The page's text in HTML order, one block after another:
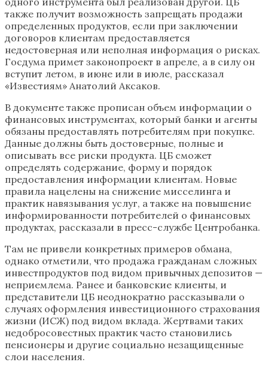
также получит возможность запрещать продажи
определенных продуктов, если при заключении
договоров клиентам предоставляется
недостоверная или неполная информация о рисках.
Госдума примет законопроект в апреле, а в силу он
вступит летом, в июне или в июле, рассказал
«Известиям» Анатолий Аксаков.
В документе также прописан объем информации о
финансовых инструментах, который банки и агенты
обязаны предоставлять потребителям при покупке.
Данные должны быть достоверные, полные и
описывать все риски продукта. ЦБ сможет
определять содержание, форму и порядок
предоставления информации клиентам. Новые
правила нацелены на снижение мисселинга и
практик навязывания услуг, а также на повышение
информированности потребителей о финансовых
продуктах, рассказали в пресс-службе Центробанка.
Там не привели конкретных примеров обмана,
однако отметили, что продажа гражданам сложных
инвестпродуктов под видом привычных депозитов —
неприемлема. Ранее и банковские клиенты, и
представители ЦБ неоднократно рассказывали о
случаях оформления инвестиционного страхования
жизни (ИСЖ) под видом вклада. Жертвами таких
недобросовестных практик часто становились
пенсионеры и другие социально незащищенные
слои населения.